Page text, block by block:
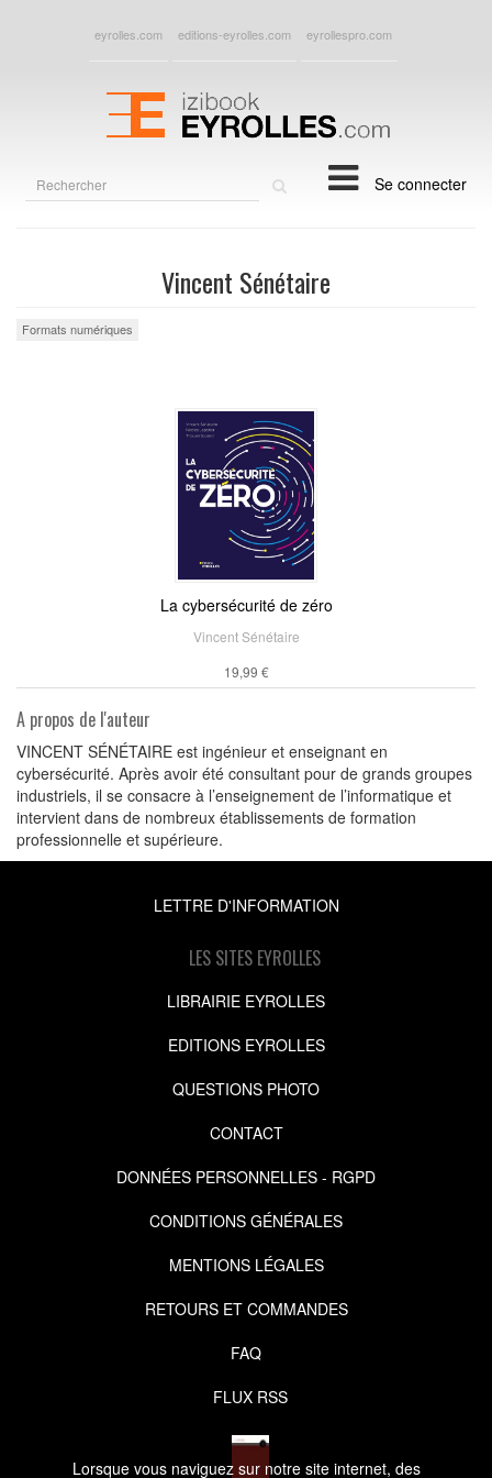
Lorsque vous naviguez sur notre site internet, des
eyrolles.com editions-eyrolles.com eyrollespro.com
Se connecter
Vincent Sénétaire
Formats numériques
La cybersécurité de zéro
Vincent Sénétaire
19,99 €
A propos de l'auteur
VINCENT SÉNÉTAIRE est ingénieur et enseignant en
cybersécurité. Après avoir été consultant pour de grands groupes
industriels, il se consacre à l’enseignement de l’informatique et
intervient dans de nombreux établissements de formation
professionnelle et supérieure.
LETTRE D'INFORMATION
LES SITES EYROLLES
LIBRAIRIE EYROLLES
EDITIONS EYROLLES
QUESTIONS PHOTO
CONTACT
DONNÉES PERSONNELLES - RGPD
CONDITIONS GÉNÉRALES
MENTIONS LÉGALES
RETOURS ET COMMANDES
FAQ
FLUX RSS